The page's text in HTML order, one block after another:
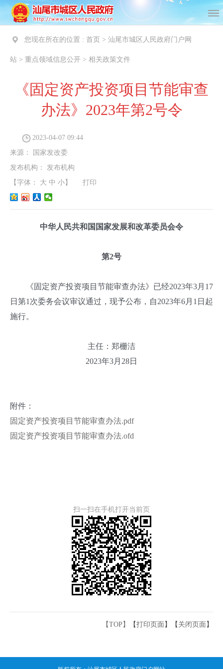
您现在所在的位置 : 首页 > 汕尾市城区人民政府门户网
站 > 重点领域信息公开 > 相关政策文件
《固定资产投资项目节能审查
办法》2023年第2号令
2023-04-07 09:44
来源：
国家发改委
发布机构： 发布机构
【字体： 大 中 小 】 打印
中华人民共和国国家发展和改革委员会令
第2号
《固定资产投资项目节能审查办法》已经2023年3月17
日第1次委务会议审议通过，现予公布，自2023年6月1日起
施行。
主任：郑栅洁
2023年3月28日
附件：
固定资产投资项目节能审查办法.pdf
固定资产投资项目节能审查办法.ofd
扫一扫在手机打开当前页
【TOP】 【打印页面 】【 关闭页面 】